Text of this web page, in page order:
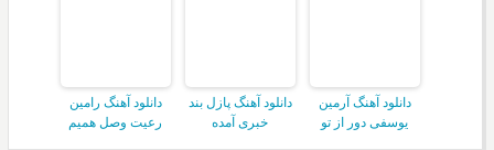
دانلود آهنگ آرمین
یوسفی دور از تو
دانلود آهنگ پازل بند
خبری آمده
دانلود آهنگ رامین
رعیت وصل همیم